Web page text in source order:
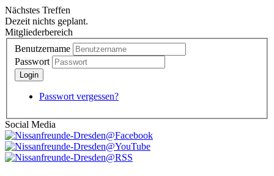
Nächstes Treffen
Dezeit nichts geplant.
Mitgliederbereich
Benutzername
Passwort
Passwort vergessen?
Social Media